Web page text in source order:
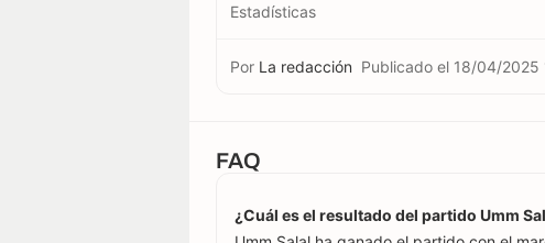
Estadísticas
Por La redacción Publicado el 18/04/2025
FAQ
¿Cuál es el resultado del partido Umm